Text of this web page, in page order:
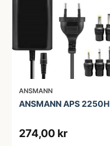
ANSMANN
ANSMANN APS 2250H
274,00 kr